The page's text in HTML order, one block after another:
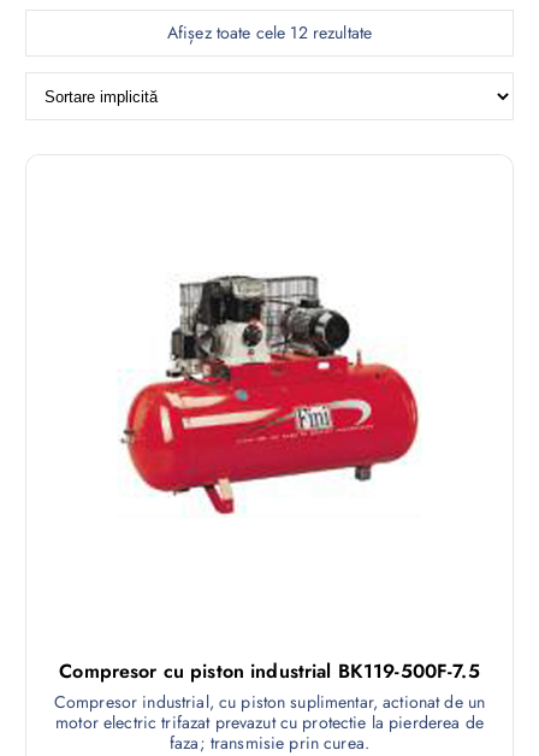
Afișez toate cele 12 rezultate
Compresor cu piston industrial BK119-500F-7.5
Compresor industrial, cu piston suplimentar, actionat de un
motor electric trifazat prevazut cu protectie la pierderea de
faza; transmisie prin curea.